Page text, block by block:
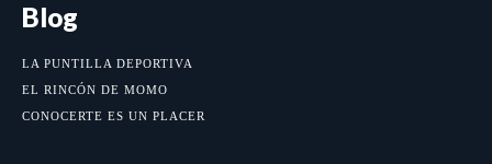
Blog
LA PUNTILLA DEPORTIVA
EL RINCÓN DE MOMO
CONOCERTE ES UN PLACER